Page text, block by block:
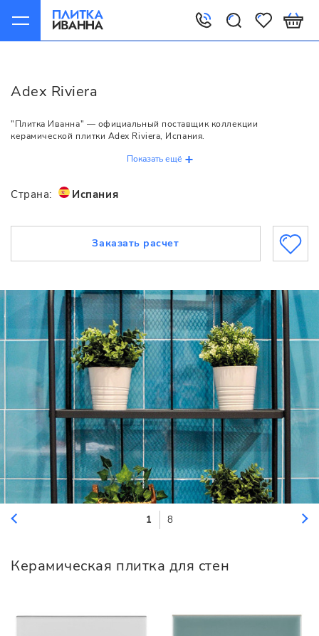
Adex Riviera
"Плитка Иванна" — официальный поставщик коллекции
керамической плитки Adex Riviera, Испания.
Показать ещё
Страна: Испания
Заказать расчет
1 8
Керамическая плитка для стен